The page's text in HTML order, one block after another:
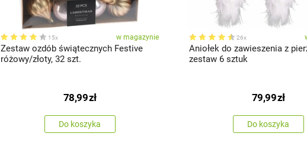
15x w magazynie
Zestaw ozdób świątecznych Festive
różowy/złoty, 32 szt.
78,99zł
Do koszyka
26x
Aniołek do zawieszenia z
zestaw 6 sztuk
79,99zł
Do koszyka